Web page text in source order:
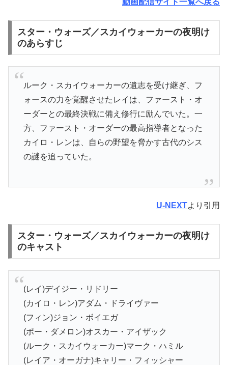
スター・ウォーズ／スカイウォーカーの夜明け
のあらすじ
ルーク・スカイウォーカーの遺志を受け継ぎ、フ
ォースの力を覚醒させたレイは、ファースト・オ
ーダーとの最終決戦に備え修行に励んでいた。一
方、ファースト・オーダーの最高指導者となった
カイロ・レンは、自らの野望を脅かす古代のシス
の謎を追っていた。
U-NEXTより引用
スター・ウォーズ／スカイウォーカーの夜明け
のキャスト
(レイ)デイジー・リドリー
(カイロ・レン)アダム・ドライヴァー
(フィン)ジョン・ボイエガ
(ポー・ダメロン)オスカー・アイザック
(ルーク・スカイウォーカー)マーク・ハミル
(レイア・オーガナ)キャリー・フィッシャー